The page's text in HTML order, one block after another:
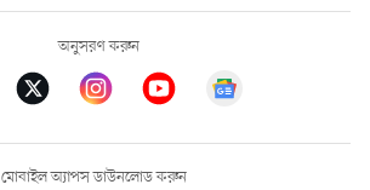
অনুসরণ করুন
মোবাইল অ্যাপস ডাউনলোড করুন